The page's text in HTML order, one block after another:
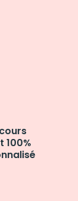
100%